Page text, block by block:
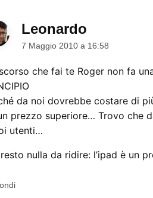
Leonardo
7 Maggio 2010 a 16:58
che fai te Roger non fa
da noi dovrebbe costare di
prezzo superiore… Trovo che
utenti…
nulla da ridire: l’ipad è un